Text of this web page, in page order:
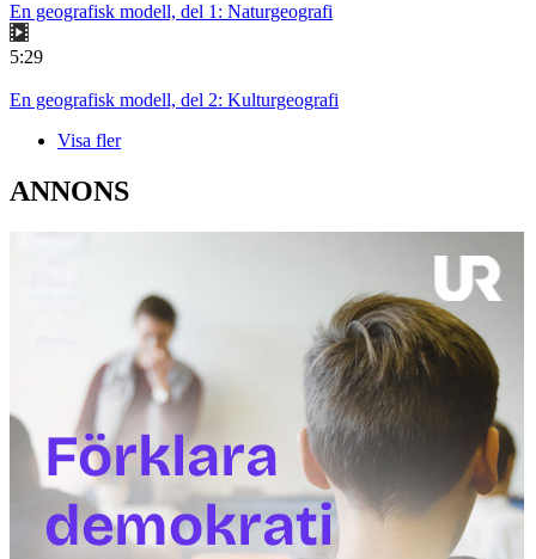
En geografisk modell, del 1: Naturgeografi
5:29
En geografisk modell, del 2: Kulturgeografi
Visa fler
ANNONS